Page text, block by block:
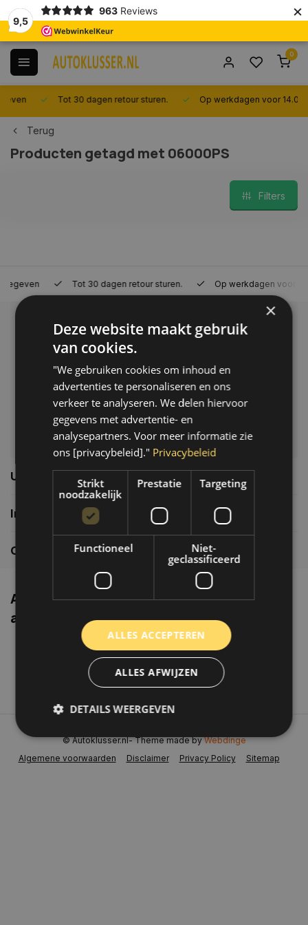
9,5
963 Reviews ×
0
Tot 30 dagen retour sturen. Op werkdagen voor 14.00 uur
Terug
Producten getagd met 06000PS
Filters
Tot 30 dagen retour sturen. Op werkdagen voor 14.00 uur
Klantenservice
Veelgestelde vragen
06-39119169
info@autoklusser.nl
Usefull links
Informatie
Contactgegevens
Altijd de nieuwste producten en
aanbiedingen weten?
Abonneer
Algemene voorwaarden Disclaimer Privacy Policy Sitemap
© Autoklusser.nl- Theme made byWebdinge
×
Deze website maakt gebruik
van cookies.
"We gebruiken cookies om inhoud en
advertenties te personaliseren en ons
verkeer te analyseren. We delen hiervoor
gegevens met advertentie- en
analysepartners. Voor meer informatie zie
ons [privacybeleid]." Privacybeleid
Strikt
noodzakelijk
Prestatie Targeting
Functioneel
Niet-
geclassificeerd
ALLES ACCEPTEREN
ALLES AFWIJZEN
DETAILS WEERGEVEN
Strikt noodzakelijk Prestatie
Targeting